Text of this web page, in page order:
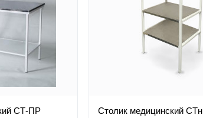
СТ-ПР
Столик медицинский СТн